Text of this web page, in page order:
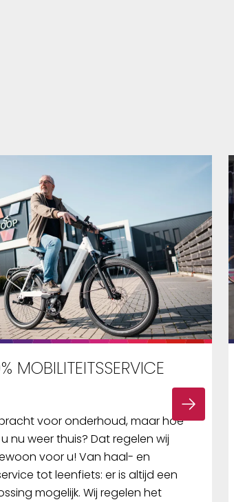
MOBILITEITSSERVICE
voor onderhoud, maar hoe
nu weer thuis? Dat regelen wij
voor u! Van haal- en
tot leenfiets: er is altijd een
mogelijk. Wij regelen het